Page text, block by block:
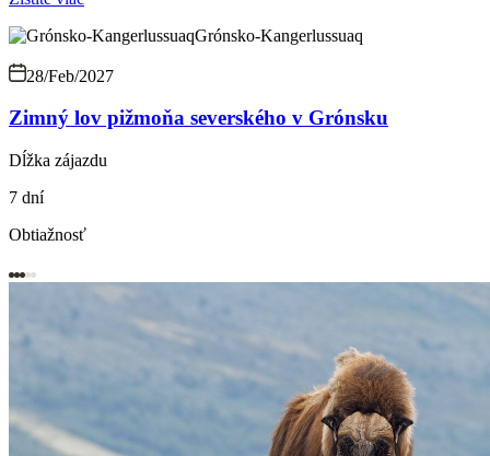
Grónsko-Kangerlussuaq
28/Feb/2027
Zimný lov pižmoňa severského v Grónsku
Dĺžka zájazdu
7 dní
Obtiažnosť